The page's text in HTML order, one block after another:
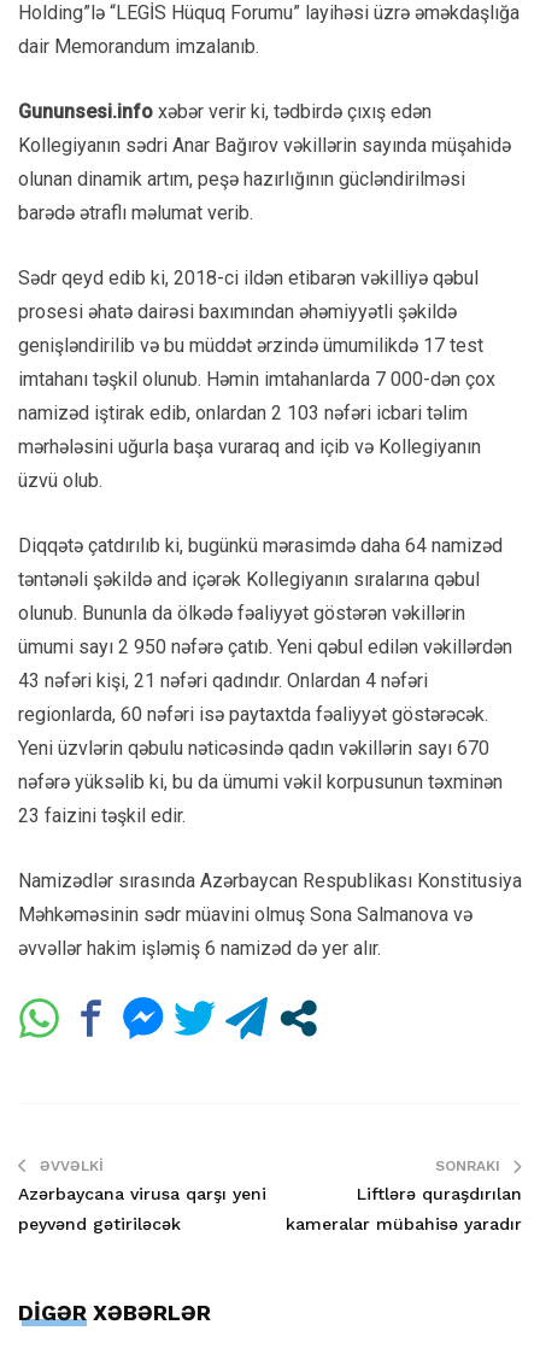
Holding”lə “LEGİS Hüquq Forumu” layihəsi üzrə əməkdaşlığa
dair Memorandum imzalanıb.
Gununsesi.info xəbər verir ki, tədbirdə çıxış edən
Kollegiyanın sədri Anar Bağırov vəkillərin sayında müşahidə
olunan dinamik artım, peşə hazırlığının gücləndirilməsi
barədə ətraflı məlumat verib.
Sədr qeyd edib ki, 2018-ci ildən etibarən vəkilliyə qəbul
prosesi əhatə dairəsi baxımından əhəmiyyətli şəkildə
genişləndirilib və bu müddət ərzində ümumilikdə 17 test
imtahanı təşkil olunub. Həmin imtahanlarda 7 000-dən çox
namizəd iştirak edib, onlardan 2 103 nəfəri icbari təlim
mərhələsini uğurla başa vuraraq and içib və Kollegiyanın
üzvü olub.
Diqqətə çatdırılıb ki, bugünkü mərasimdə daha 64 namizəd
təntənəli şəkildə and içərək Kollegiyanın sıralarına qəbul
olunub. Bununla da ölkədə fəaliyyət göstərən vəkillərin
ümumi sayı 2 950 nəfərə çatıb. Yeni qəbul edilən vəkillərdən
43 nəfəri kişi, 21 nəfəri qadındır. Onlardan 4 nəfəri
regionlarda, 60 nəfəri isə paytaxtda fəaliyyət göstərəcək.
Yeni üzvlərin qəbulu nəticəsində qadın vəkillərin sayı 670
nəfərə yüksəlib ki, bu da ümumi vəkil korpusunun təxminən
23 faizini təşkil edir.
Namizədlər sırasında Azərbaycan Respublikası Konstitusiya
Məhkəməsinin sədr müavini olmuş Sona Salmanova və
əvvəllər hakim işləmiş 6 namizəd də yer alır.
ƏVVƏLKI
Azərbaycana virusa qarşı yeni
peyvənd gətiriləcək
SONRAKI
Liftlərə quraşdırılan
kameralar mübahisə yaradır
DİGƏR XƏBƏRLƏR